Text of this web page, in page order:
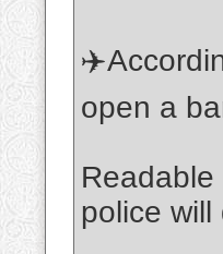
open a
police